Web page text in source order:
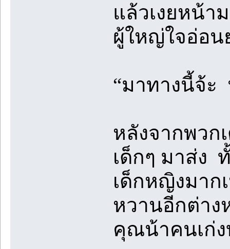
แล้วเงยหน้า
ผู้ใหญ่ใจอ่อน
“มาทางนี้จ้ะ
หลังจากพวก
เด็กๆ มาส่ง
เด็กหญิงมาก
หวานอีกต่า
คุณน้าคนเก่ง